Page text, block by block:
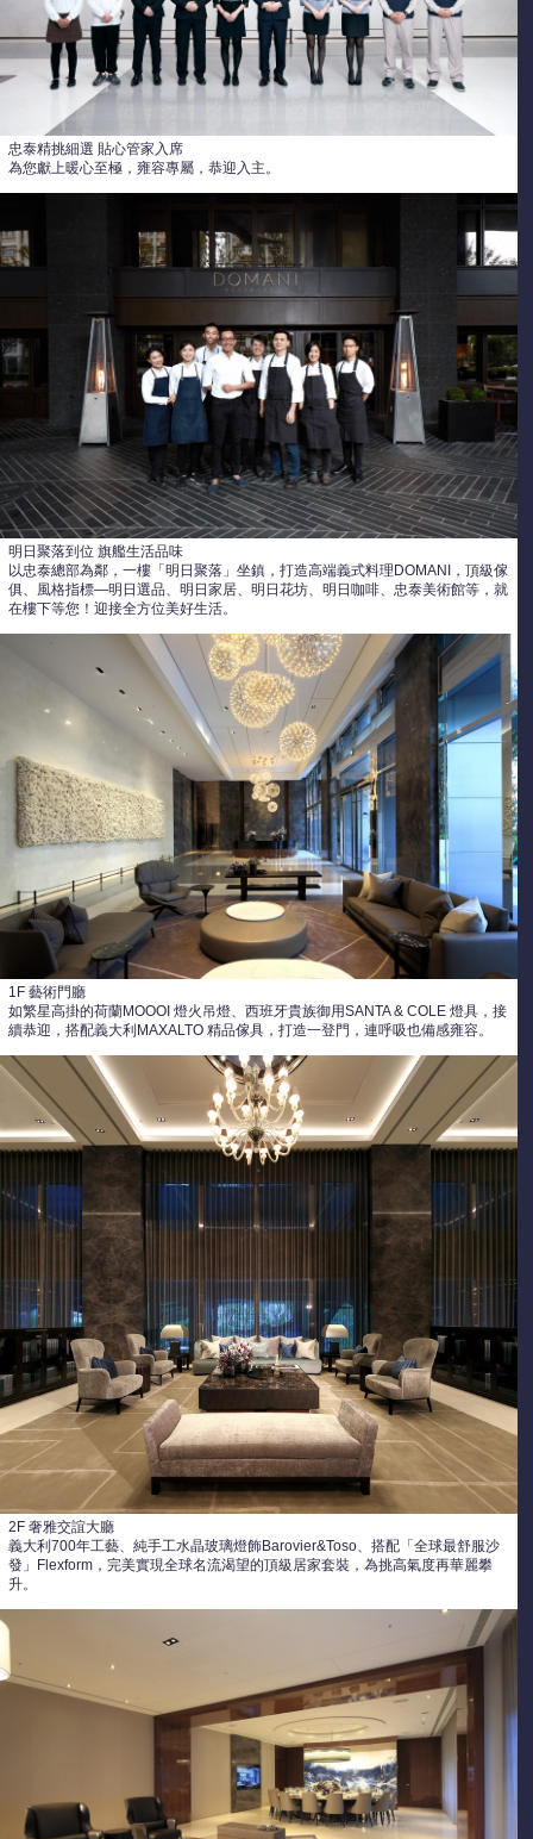
忠泰精挑細選 貼心管家入席
為您獻上暖心至極，雍容專屬，恭迎入主。
明日聚落到位 旗艦生活品味
以忠泰總部為鄰，一樓「明日聚落」坐鎮，打造高端義式料理DOMANI，頂級傢
俱、風格指標—明日選品、明日家居、明日花坊、明日咖啡、忠泰美術館等，就
在樓下等您！迎接全方位美好生活。
1F 藝術門廳
如繁星高掛的荷蘭MOOOI 燈火吊燈、西班牙貴族御用SANTA & COLE 燈具，接
續恭迎，搭配義大利MAXALTO 精品傢具，打造一登門，連呼吸也備感雍容。
2F 奢雅交誼大廳
義大利700年工藝、純手工水晶玻璃燈飾Barovier&Toso、搭配「全球最舒服沙
發」Flexform，完美實現全球名流渴望的頂級居家套裝，為挑高氣度再華麗攀
升。